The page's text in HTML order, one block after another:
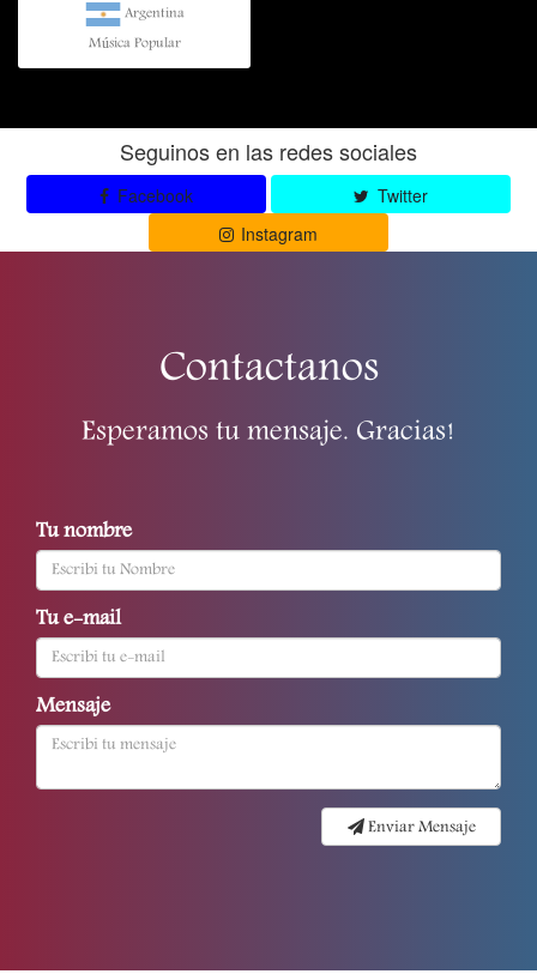
Argentina
Música Popular
Seguinos en las redes sociales
Facebook
Twitter
Instagram
Contactanos
Esperamos tu mensaje. Gracias!
Tu nombre
Tu e-mail
Mensaje
Enviar Mensaje